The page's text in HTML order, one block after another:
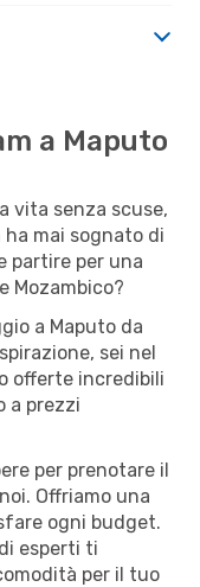
a Maputo
vita senza scuse,
mai sognato di
partire per una
Mozambico?
a Maputo da
sei nel
offerte incredibili
a prezzi
per prenotare il
Offriamo una
ogni budget.
esperti ti
per il tuo